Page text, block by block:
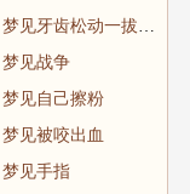
梦见牙齿松动一拔就掉
梦见战争
梦见自己擦粉
梦见被咬出血
梦见手指